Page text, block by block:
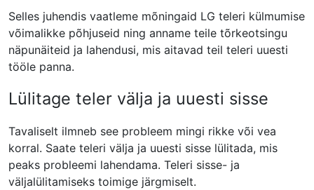
Selles juhendis vaatleme mõningaid LG teleri külmumise
võimalikke põhjuseid ning anname teile tõrkeotsingu
näpunäiteid ja lahendusi, mis aitavad teil teleri uuesti
tööle panna.
Lülitage teler välja ja uuesti sisse
Tavaliselt ilmneb see probleem mingi rikke või vea
korral. Saate teleri välja ja uuesti sisse lülitada, mis
peaks probleemi lahendama. Teleri sisse- ja
väljalülitamiseks toimige järgmiselt.